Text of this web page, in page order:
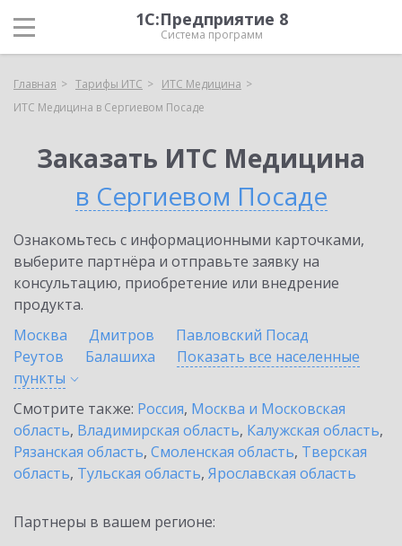
1С:Предприятие 8
Система программ
Главная Тарифы ИТС
ИТС Медицина
ИТС Медицина в Сергиевом Посаде
Заказать ИТС Медицина
в Сергиевом Посаде
Ознакомьтесь с информационными карточками,
выберите партнёра и отправьте заявку на
консультацию, приобретение или внедрение
продукта.
Москва
Дмитров
Павловский Посад
Реутов
Балашиха
Показать все населенные
пункты
Смотрите также: Россия, Москва и Московская
область, Владимирская область, Калужская область,
Рязанская область, Смоленская область, Тверская
область, Тульская область, Ярославская область
Партнеры в вашем регионе: